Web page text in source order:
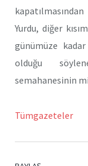
Yurdu, diğer
günümüze
olduğu
semahanesinin
Tümgazeteler